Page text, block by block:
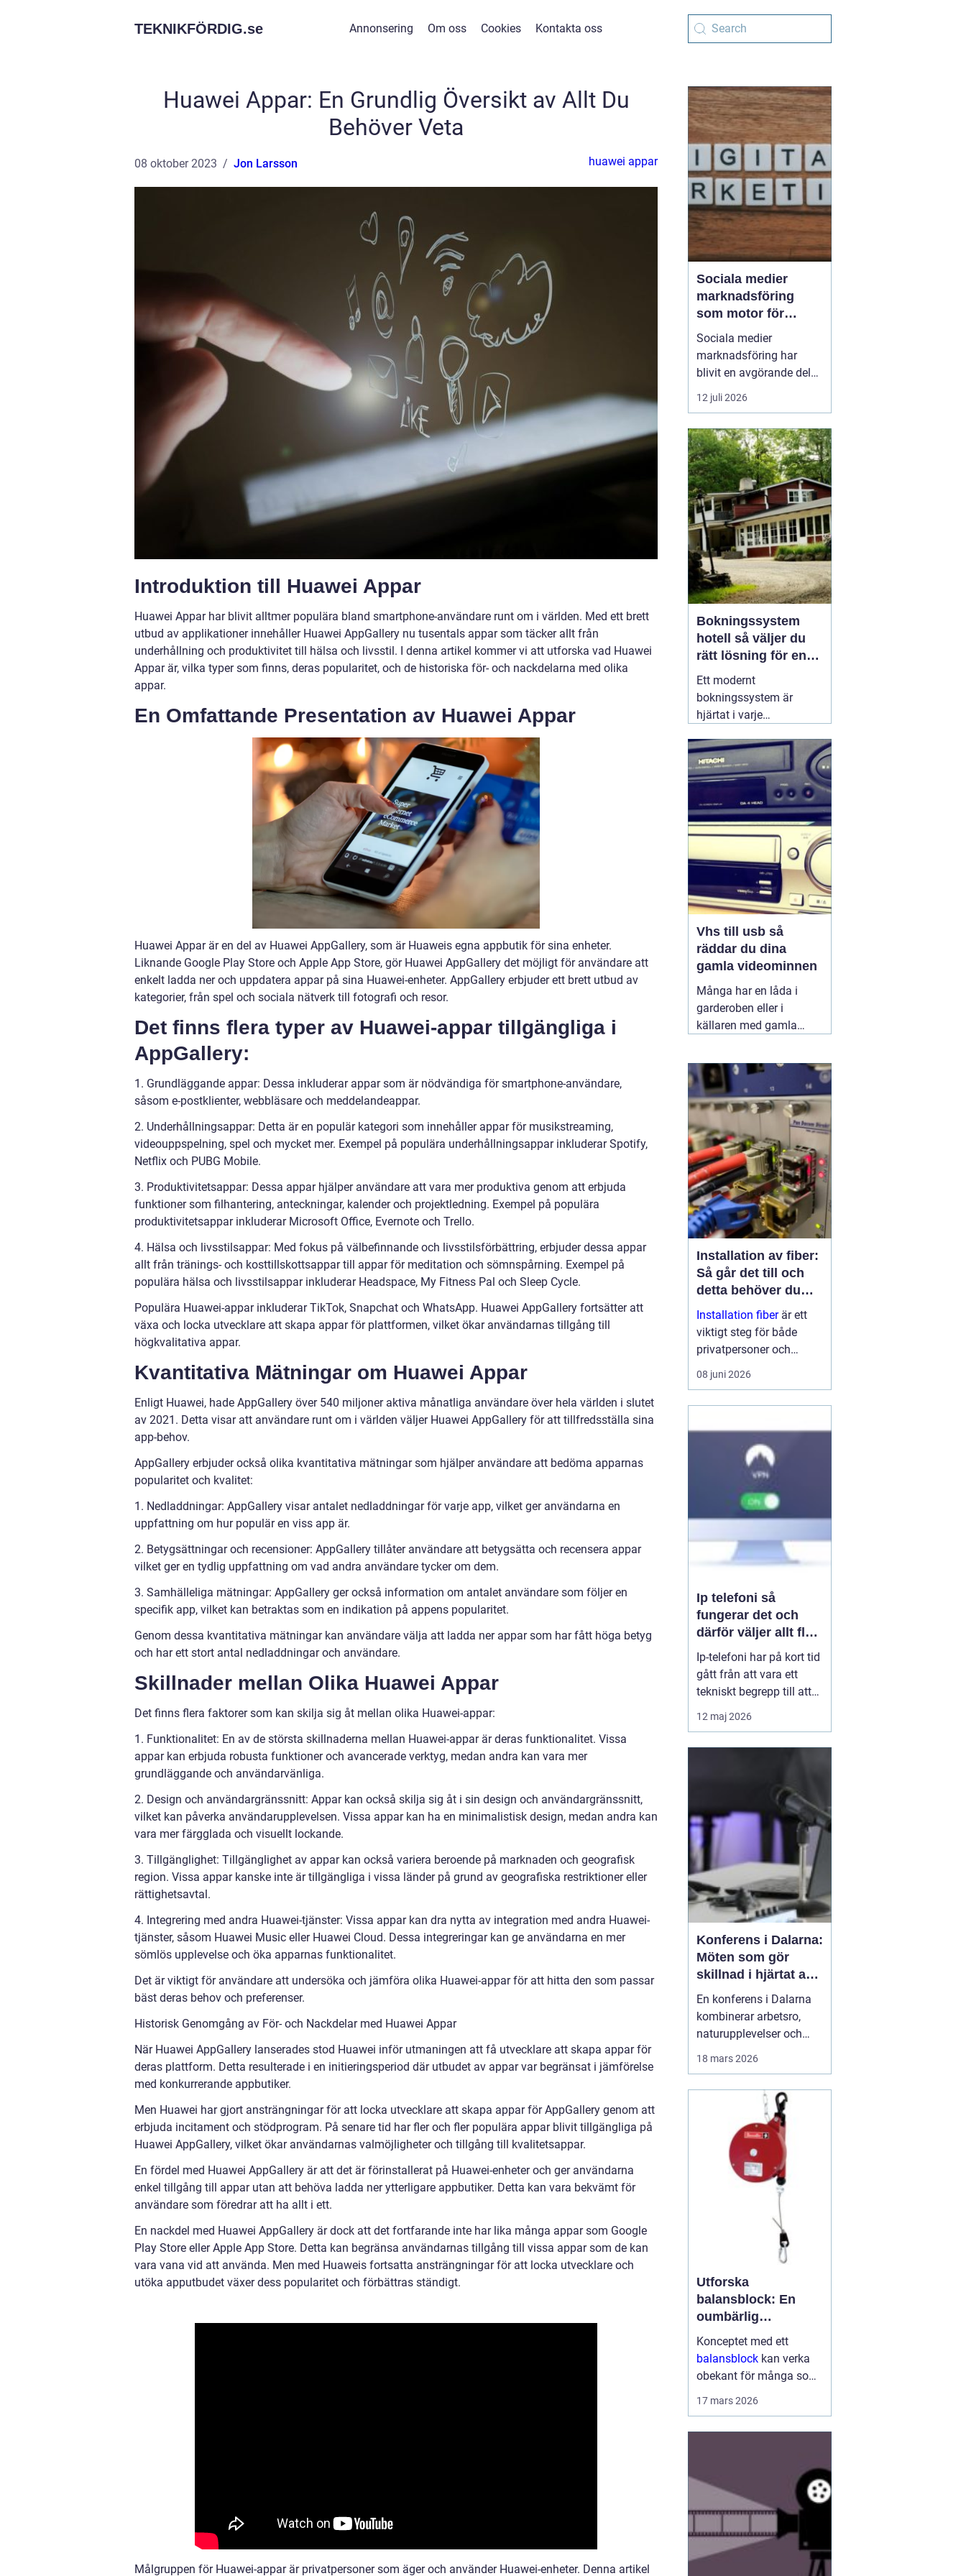
TEKNIKFÖRDIG.se Annonsering Om oss Cookies Kontakta oss
Huawei Appar: En Grundlig Översikt av Allt Du
Behöver Veta
08 oktober 2023 Jon Larsson huawei appar
Introduktion till Huawei Appar
Huawei Appar har blivit alltmer populära bland smartphone-användare runt om i världen. Med ett brett
utbud av applikationer innehåller Huawei AppGallery nu tusentals appar som täcker allt från
underhållning och produktivitet till hälsa och livsstil. I denna artikel kommer vi att utforska vad Huawei
Appar är, vilka typer som finns, deras popularitet, och de historiska för- och nackdelarna med olika
appar.
En Omfattande Presentation av Huawei Appar
Huawei Appar är en del av Huawei AppGallery, som är Huaweis egna appbutik för sina enheter.
Liknande Google Play Store och Apple App Store, gör Huawei AppGallery det möjligt för användare att
enkelt ladda ner och uppdatera appar på sina Huawei-enheter. AppGallery erbjuder ett brett utbud av
kategorier, från spel och sociala nätverk till fotografi och resor.
Det finns flera typer av Huawei-appar tillgängliga i
AppGallery:
1. Grundläggande appar: Dessa inkluderar appar som är nödvändiga för smartphone-användare,
såsom e-postklienter, webbläsare och meddelandeappar.
2. Underhållningsappar: Detta är en populär kategori som innehåller appar för musikstreaming,
videouppspelning, spel och mycket mer. Exempel på populära underhållningsappar inkluderar Spotify,
Netflix och PUBG Mobile.
3. Produktivitetsappar: Dessa appar hjälper användare att vara mer produktiva genom att erbjuda
funktioner som filhantering, anteckningar, kalender och projektledning. Exempel på populära
produktivitetsappar inkluderar Microsoft Office, Evernote och Trello.
4. Hälsa och livsstilsappar: Med fokus på välbefinnande och livsstilsförbättring, erbjuder dessa appar
allt från tränings- och kosttillskottsappar till appar för meditation och sömnspårning. Exempel på
populära hälsa och livsstilsappar inkluderar Headspace, My Fitness Pal och Sleep Cycle.
Populära Huawei-appar inkluderar TikTok, Snapchat och WhatsApp. Huawei AppGallery fortsätter att
växa och locka utvecklare att skapa appar för plattformen, vilket ökar användarnas tillgång till
högkvalitativa appar.
Kvantitativa Mätningar om Huawei Appar
Enligt Huawei, hade AppGallery över 540 miljoner aktiva månatliga användare över hela världen i slutet
av 2021. Detta visar att användare runt om i världen väljer Huawei AppGallery för att tillfredsställa sina
app-behov.
AppGallery erbjuder också olika kvantitativa mätningar som hjälper användare att bedöma apparnas
popularitet och kvalitet:
1. Nedladdningar: AppGallery visar antalet nedladdningar för varje app, vilket ger användarna en
uppfattning om hur populär en viss app är.
2. Betygsättningar och recensioner: AppGallery tillåter användare att betygsätta och recensera appar
vilket ger en tydlig uppfattning om vad andra användare tycker om dem.
3. Samhälleliga mätningar: AppGallery ger också information om antalet användare som följer en
specifik app, vilket kan betraktas som en indikation på appens popularitet.
Genom dessa kvantitativa mätningar kan användare välja att ladda ner appar som har fått höga betyg
och har ett stort antal nedladdningar och användare.
Skillnader mellan Olika Huawei Appar
Det finns flera faktorer som kan skilja sig åt mellan olika Huawei-appar:
1. Funktionalitet: En av de största skillnaderna mellan Huawei-appar är deras funktionalitet. Vissa
appar kan erbjuda robusta funktioner och avancerade verktyg, medan andra kan vara mer
grundläggande och användarvänliga.
2. Design och användargränssnitt: Appar kan också skilja sig åt i sin design och användargränssnitt,
vilket kan påverka användarupplevelsen. Vissa appar kan ha en minimalistisk design, medan andra kan
vara mer färgglada och visuellt lockande.
3. Tillgänglighet: Tillgänglighet av appar kan också variera beroende på marknaden och geografisk
region. Vissa appar kanske inte är tillgängliga i vissa länder på grund av geografiska restriktioner eller
rättighetsavtal.
4. Integrering med andra Huawei-tjänster: Vissa appar kan dra nytta av integration med andra Huawei-
tjänster, såsom Huawei Music eller Huawei Cloud. Dessa integreringar kan ge användarna en mer
sömlös upplevelse och öka apparnas funktionalitet.
Det är viktigt för användare att undersöka och jämföra olika Huawei-appar för att hitta den som passar
bäst deras behov och preferenser.
Historisk Genomgång av För- och Nackdelar med Huawei Appar
När Huawei AppGallery lanserades stod Huawei inför utmaningen att få utvecklare att skapa appar för
deras plattform. Detta resulterade i en initieringsperiod där utbudet av appar var begränsat i jämförelse
med konkurrerande appbutiker.
Men Huawei har gjort ansträngningar för att locka utvecklare att skapa appar för AppGallery genom att
erbjuda incitament och stödprogram. På senare tid har fler och fler populära appar blivit tillgängliga på
Huawei AppGallery, vilket ökar användarnas valmöjligheter och tillgång till kvalitetsappar.
En fördel med Huawei AppGallery är att det är förinstallerat på Huawei-enheter och ger användarna
enkel tillgång till appar utan att behöva ladda ner ytterligare appbutiker. Detta kan vara bekvämt för
användare som föredrar att ha allt i ett.
En nackdel med Huawei AppGallery är dock att det fortfarande inte har lika många appar som Google
Play Store eller Apple App Store. Detta kan begränsa användarnas tillgång till vissa appar som de kan
vara vana vid att använda. Men med Huaweis fortsatta ansträngningar för att locka utvecklare och
utöka apputbudet växer dess popularitet och förbättras ständigt.
Målgruppen för Huawei-appar är privatpersoner som äger och använder Huawei-enheter. Denna artikel
Sociala medier
marknadsföring
som motor för
företagstillväxt
Sociala medier
marknadsföring har
blivit en avgörande del
av hur företag växer,
bygger förtroende och
att arbeta strukturerat
med innehåll,
annonsering och
uppföljning kan företag
s...
12 juli 2026
Bokningssystem
hotell så väljer du
rätt lösning för en
effektivare vardag
Ett modernt
bokningssystem är
hjärtat i varje
gäster förväntar sig
snabb onlinebokning,
smidig incheckning och
tydlig kommunikation,
räcker det inte längre
med excelark eller
manuella listor. Ett
genomtänkt30 juni
2026
Vhs till usb så
räddar du dina
gamla videominnen
Många har en låda i
garderoben eller i
källaren med gamla
första steg,
skolavslutningar och
födelsedagar. Spelaren
fungerar kanske inte
längre, och varje år som
går riskerar banden att
bli sämre. Genom att
föra11 juni 2026
Installation av fiber:
Så går det till och
detta behöver du
veta
Installation fiberär ett
viktigt steg för både
privatpersoner och
företag som vill ha
stabilt och snabbt
tekniker och bra
utrustning få...
08 juni 2026
Ip telefoni så
fungerar det och
därför väljer allt fler
företag att byta
Ip-telefoni har på kort tid
gått från att vara ett
tekniskt begrepp till att
bli standardlösning för
många företag och
många att se över sin
telefoni, men
förändringen öppnar
också för smart...
12 maj 2026
Konferens i Dalarna:
Möten som gör
skillnad i hjärtat av
sverige
En konferens i Dalarna
kombinerar arbetsro,
naturupplevelser och
Regionen erbjuder en
tydlig paus från
vardagens tempo, utan
att ge avkall p&ari...
18 mars 2026
Utforska
balansblock: En
oumbärlig
komponent i
industrin
Konceptet med ett
balansblock kan verka
obekant för många som
17 mars 2026